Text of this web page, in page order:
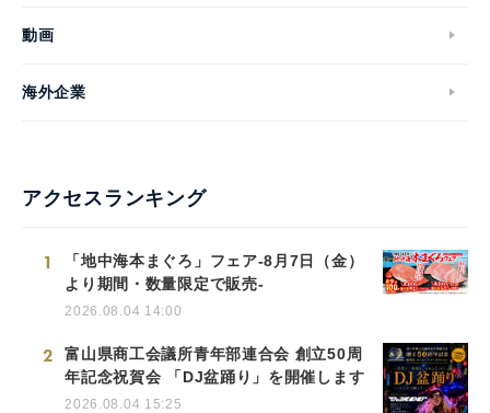
動画
海外企業
アクセスランキング
1
「地中海本まぐろ」フェア-8月7日（金）
より期間・数量限定で販売-
2026.08.04 14:00
2
富山県商工会議所青年部連合会 創立50周
年記念祝賀会 「DJ盆踊り」を開催します
2026.08.04 15:25